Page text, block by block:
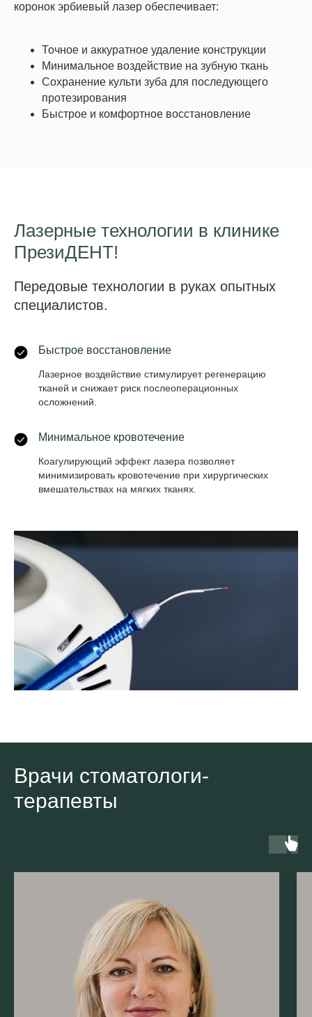
коронок эрбиевый лазер обеспечивает:
Точное и аккуратное удаление конструкции
Минимальное воздействие на зубную ткань
Сохранение культи зуба для последующего
протезирования
Быстрое и комфортное восстановление
Лазерные технологии в клинике
ПрезиДЕНТ!
Передовые технологии в руках опытных
специалистов.
Быстрое восстановление
Лазерное воздействие стимулирует регенерацию
тканей и снижает риск послеоперационных
осложнений.
Минимальное кровотечение
Коагулирующий эффект лазера позволяет
минимизировать кровотечение при хирургических
вмешательствах на мягких тканях.
Врачи стоматологи-
терапевты